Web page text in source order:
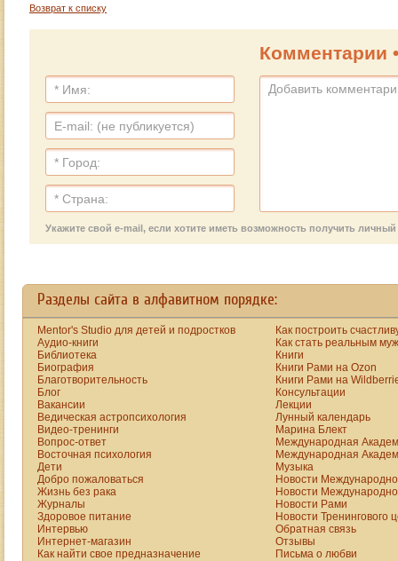
Возврат к списку
Комментарии
Укажите свой e-mail, если хотите иметь возможность получить
Разделы сайта в алфавитном порядке:
Mentor's Studio для детей и подростков
Аудио-книги
Библиотека
Биография
Благотворительность
Блог
Вакансии
Ведическая астропсихология
Видео-тренинги
Вопрос-ответ
Восточная психология
Дети
Добро пожаловаться
Жизнь без рака
Журналы
Здоровое питание
Интервью
Интернет-магазин
Как найти свое предназначение
Как построить
Как стать реальным
Книги
Книги Рами на Ozon
Книги Рами на
Консультации
Лекции
Лунный календарь
Марина Блект
Международная
Международная
Музыка
Новости
Новости
Новости Рами
Новости Тренингового
Обратная связь
Отзывы
Письма о любви